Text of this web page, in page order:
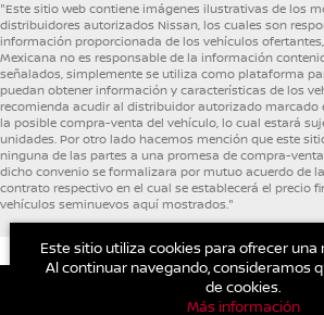
"Este sitio web contiene imágenes ilustrativas de los
distribuidores autorizados Nissan, los cuales son
información proporcionada de los vehículos
Mexicana no es responsable de la información
señalados, simplemente se utiliza como plataforma
puedan obtener información y características de los
recomienda acudir al distribuidor autorizado marcado
la posible compra-venta del vehículo, lo cual estará
unidades. Por otro lado hacemos mención que este
ninguna de las partes a una promesa de compra-
dicho convenio se formalizara por mutuo acuerdo de
contrato respectivo en el cual se establecerá el precio
vehículos seminuevos aquí mostrados."
Este sitio utiliza cookies para ofrecer una
Al continuar navegando, consideramos
de cookies.
Más información